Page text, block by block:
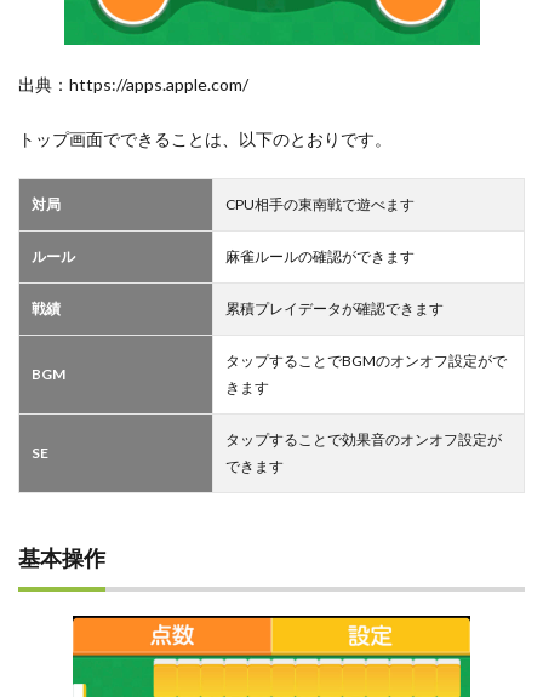
出典：https://apps.apple.com/
トップ画面でできることは、以下のとおりです。
対局 CPU相手の東南戦で遊べます
ルール 麻雀ルールの確認ができます
戦績 累積プレイデータが確認できます
BGM
タップすることでBGMのオンオフ設定がで
きます
SE
タップすることで効果音のオンオフ設定が
できます
基本操作